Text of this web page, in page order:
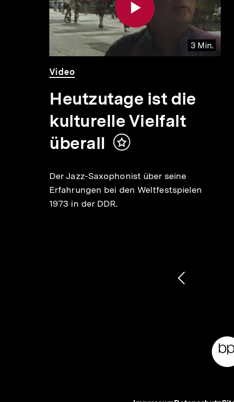
3 Min.
Video
Dauer
3
Min.
Video
Heutzutage ist die
kulturelle Vielfalt
überall
Inhalt
Der Jazz-Saxophonist über seine
Erfahrungen bei den Weltfestspielen
1973 in der DDR.
Vorherigen